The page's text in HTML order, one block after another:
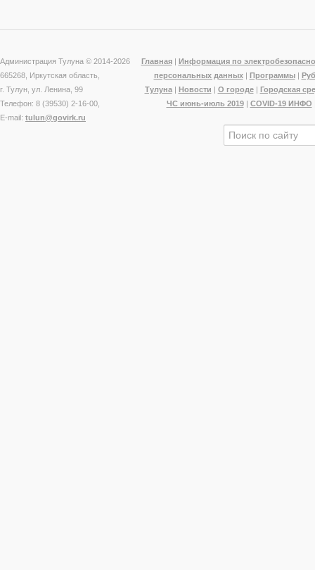
Администрация Тулуна © 2014-2026
665268, Иркутская область,
г. Тулун, ул. Ленина, 99
Телефон: 8 (39530) 2-16-00,
E-mail: tulun@govirk.ru
Главная| Информация по
персональных данных| Программы|
Тулуна| Новости | О городе| Городская
ЧС июнь-июль 2019| COVID-19 ИНФО